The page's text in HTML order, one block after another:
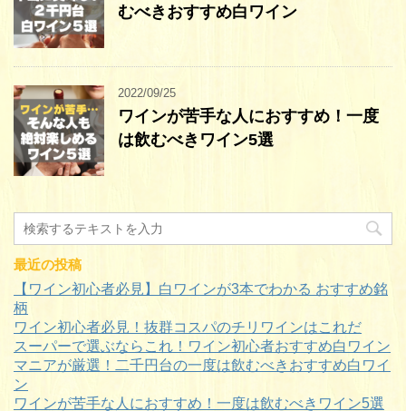
むべきおすすめ白ワイン
2022/09/25
ワインが苦手な人におすすめ！一度
は飲むべきワイン5選
最近の投稿
【ワイン初心者必見】白ワインが3本でわかる おすすめ銘
柄
ワイン初心者必見！抜群コスパのチリワインはこれだ
スーパーで選ぶならこれ！ワイン初心者おすすめ白ワイン
マニアが厳選！二千円台の一度は飲むべきおすすめ白ワイ
ン
ワインが苦手な人におすすめ！一度は飲むべきワイン5選